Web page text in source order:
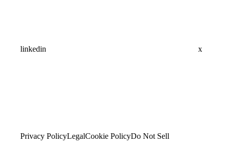
linkedin x
Privacy PolicyLegalCookie PolicyDo Not Sell